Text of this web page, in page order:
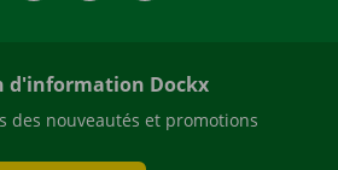
d'information Dockx
des nouveautés et promotions